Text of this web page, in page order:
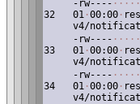
32
-rw---- · · · · ·
01 ·00:00 ·
v4/
33
-rw---- · · · · ·
01 ·00:00 ·
v4/
34
-rw---- · · · · ·
01 ·00:00 ·
v4/